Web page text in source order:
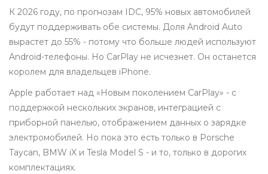
К 2026 году, по прогнозам IDC, 95% новых автомобилей
будут поддерживать обе системы. Доля Android Auto
вырастет до 55% - потому что больше людей используют
Android-телефоны. Но CarPlay не исчезнет. Он останется
королем для владельцев iPhone.
Apple работает над «Новым поколением CarPlay» - с
поддержкой нескольких экранов, интеграцией с
приборной панелью, отображением данных о зарядке
электромобилей. Но пока это есть только в Porsche
Taycan, BMW iX и Tesla Model S - и то, только в дорогих
комплектациях.